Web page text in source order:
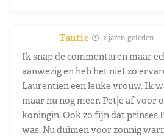
Tantie 2 jaren geleden
Ik snap de commentaren maar
aanwezig en heb het niet zo
Laurentien een leuke vrouw. Ik
maar nu nog meer. Petje af voor
koningin. Ook zo fijn dat prinses
was. Nu duimen voor zonnig